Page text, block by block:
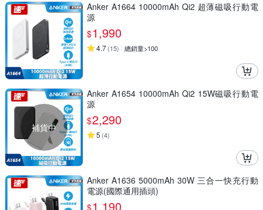
Anker A1664 10000mAh Qi2 超薄磁吸行動電
源
$1,990
4.7(15) 總銷量>100
補貨中
Anker A1654 10000mAh Qi2 15W磁吸行動電
源
$2,290
5 (4)
Anker A1636 5000mAh 30W 三合一快充行動
電源(國際通用插頭)
$1,190